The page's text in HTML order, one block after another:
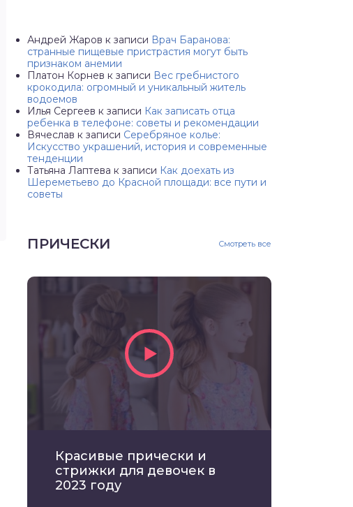
Андрей Жаров к записи Врач Баранова:
странные пищевые пристрастия могут быть
признаком анемии
Платон Корнев к записи Вес гребнистого
крокодила: огромный и уникальный житель
водоемов
Илья Сергеев к записи Как записать отца
ребенка в телефоне: советы и рекомендации
Вячеслав к записи Серебряное колье:
Искусство украшений, история и современные
тенденции
Татьяна Лаптева к записи Как доехать из
Шереметьево до Красной площади: все пути и
советы
ПРИЧЕСКИ Смотреть все
Красивые прически и
стрижки для девочек в
2023 году